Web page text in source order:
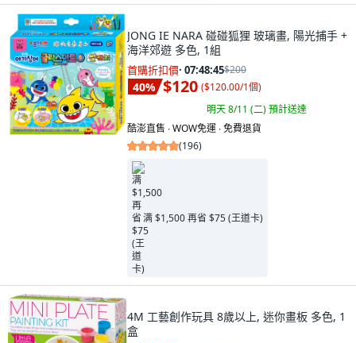
JONG IE NARA 碰碰狐狸 玻璃畫, 陽光捕手 +
海洋郊遊 多色, 1組
首購折扣價· 07:48:44$200
40% $120 ($120.00/1個)
明天 8/11 (二)預計送達
酷澎直售 ∙ WOW免運 ∙ 免費退貨
(196)
满 $1,500 再省 $75 (王道卡)
4M 工藝創作玩具 8歲以上, 迷你畫板 多色, 1
盒